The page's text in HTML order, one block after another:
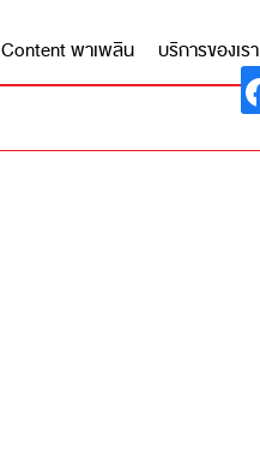
Content พาเพลิน บริการของเรา